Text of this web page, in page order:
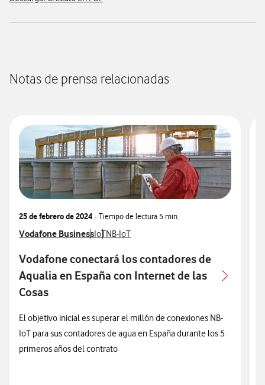
Notas de prensa relacionadas
25 de febrero de 2024 - Tiempo de lectura5 min
Ver más notas de prensa relacionados con
Vodafone BusinessVer más notas de prensa relacionados con
IoTVer más notas de prensa relacionados con
NB-IoT
Vodafone conectará los contadores de
Aqualia en España con Internet de las
Cosas
El objetivo inicial es superar el millón de conexiones NB-
IoT para sus contadores de agua en España durante los 5
primeros años del contrato